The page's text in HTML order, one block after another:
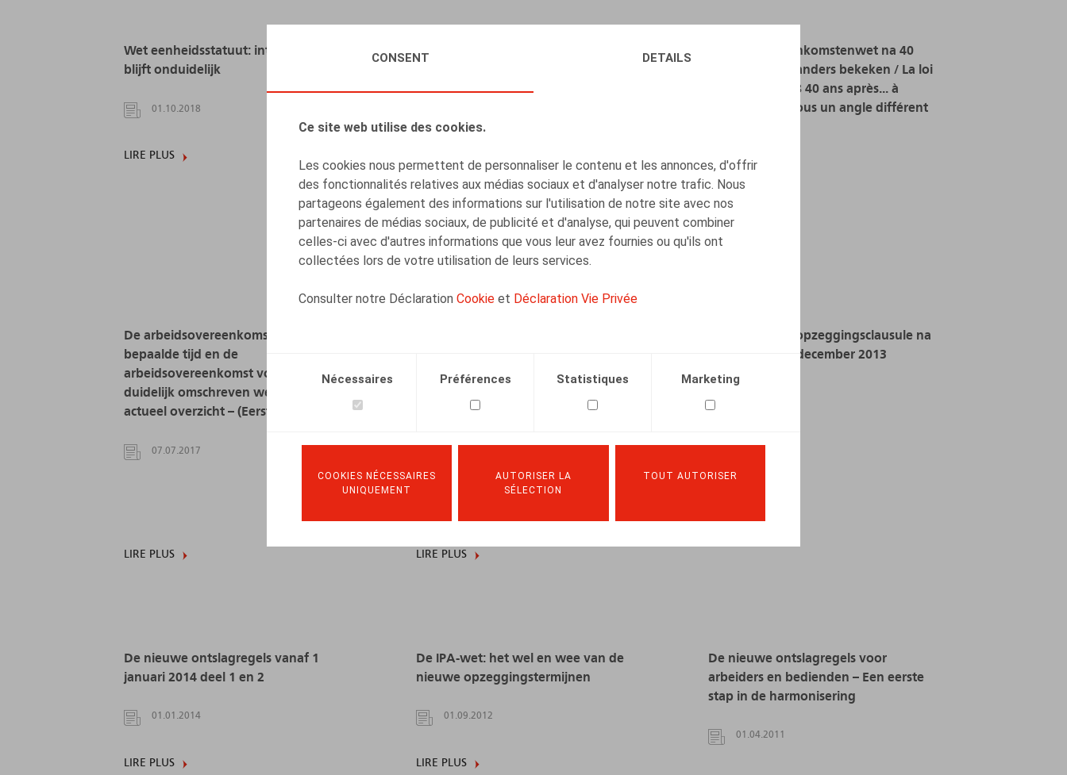
CONSENT DETAILS
Ce site web utilise des cookies.
Les cookies nous permettent de personnaliser le contenu et les annonces, d'offrir
des fonctionnalités relatives aux médias sociaux et d'analyser notre trafic. Nous
partageons également des informations sur l'utilisation de notre site avec nos
partenaires de médias sociaux, de publicité et d'analyse, qui peuvent combiner
celles-ci avec d'autres informations que vous leur avez fournies ou qu'ils ont
collectées lors de votre utilisation de leurs services.
Consulter notre Déclaration Cookie et Déclaration Vie Privée
Nécessaires Préférences Statistiques Marketing
COOKIES NÉCESSAIRES
UNIQUEMENT
AUTORISER LA
SÉLECTION
TOUT AUTORISER
Wet eenheidsstatuut: interpretatie
blijft onduidelijk
01.10.2018
LIRE PLUS
Wet eenheidsstatuut: interpretatie
Arbeidsovereenkomstenwet na 40
jaar...opnieuw anders bekeken / La loi
du 3 juillet 1978 40 ans après... à
nouveau vue sous un angle différent
De arbeidsovereenkomst voor een
bepaalde tijd en de
arbeidsovereenkomst voor een
duidelijk omschreven werk - een
actueel overzicht – (Eerste deel)
07.07.2017
LIRE PLUS
arbeidsovereenkomst voor een
actueel overzicht – (Tweede deel)
LIRE PLUS
Het lot van de opzeggingsclausule na
de Wet van 26 december 2013
De nieuwe ontslagregels vanaf 1
januari 2014 deel 1 en 2
01.01.2014
LIRE PLUS
De IPA-wet: het wel en wee van de
nieuwe opzeggingstermijnen
01.09.2012
LIRE PLUS
De nieuwe ontslagregels voor
arbeiders en bedienden – Een eerste
stap in de harmonisering
01.04.2011